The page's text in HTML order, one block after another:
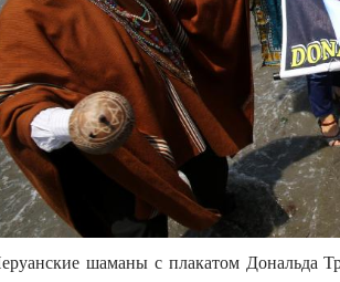
шаманы с плакатом Дональда